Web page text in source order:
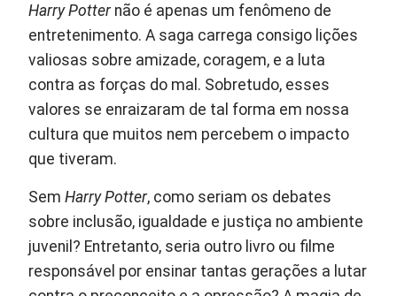
Harry Potternão é apenas um fenômeno de
entretenimento. A saga carrega consigo lições
valiosas sobre amizade, coragem, e a luta
contra as forças do mal. Sobretudo, esses
valores se enraizaram de tal forma em nossa
cultura que muitos nem percebem o impacto
que tiveram.
SemHarry Potter, como seriam os debates
sobre inclusão, igualdade e justiça no ambiente
juvenil? Entretanto, seria outro livro ou filme
responsável por ensinar tantas gerações a lutar